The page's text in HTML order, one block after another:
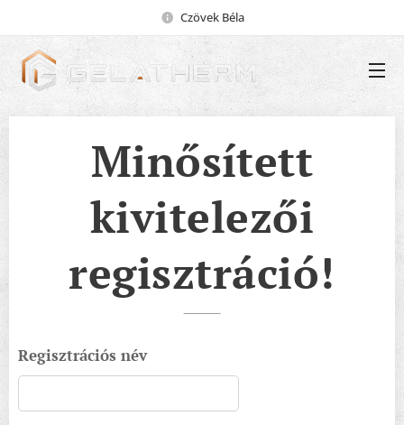
Czövek Béla
Minősített
kivitelezői
regisztráció!
Regisztrációs név